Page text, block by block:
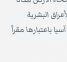
البشرية
باعتبارها مقراً